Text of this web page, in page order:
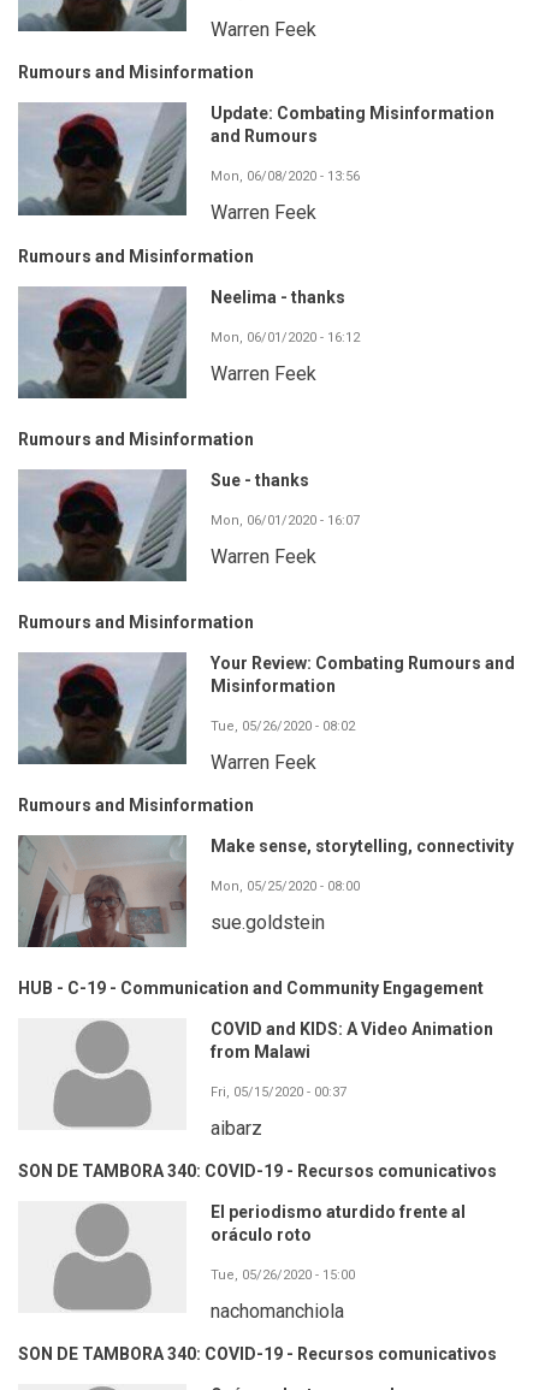
Warren Feek
Rumours and Misinformation
Update: Combating Misinformation
and Rumours
Mon, 06/08/2020 - 13:56
Warren Feek
Rumours and Misinformation
Neelima - thanks
Mon, 06/01/2020 - 16:12
Warren Feek
Rumours and Misinformation
Sue - thanks
Mon, 06/01/2020 - 16:07
Warren Feek
Rumours and Misinformation
Your Review: Combating Rumours and
Misinformation
Tue, 05/26/2020 - 08:02
Warren Feek
Rumours and Misinformation
Make sense, storytelling, connectivity
Mon, 05/25/2020 - 08:00
sue.goldstein
HUB - C-19 - Communication and Community Engagement
COVID and KIDS: A Video Animation
from Malawi
Fri, 05/15/2020 - 00:37
aibarz
SON DE TAMBORA 340: COVID-19 - Recursos comunicativos
El periodismo aturdido frente al
oráculo roto
Tue, 05/26/2020 - 15:00
nachomanchiola
SON DE TAMBORA 340: COVID-19 - Recursos comunicativos